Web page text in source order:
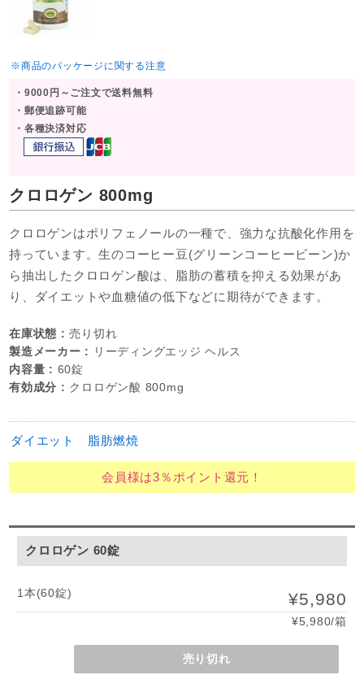
※商品のパッケージに関する注意
・9000円～ご注文で送料無料
・郵便追跡可能
・各種決済対応
クロロゲン 800mg
クロロゲンはポリフェノールの一種で、強力な抗酸化作用を
持っています。生のコーヒー豆(グリーンコーヒービーン)か
ら抽出したクロロゲン酸は、脂肪の蓄積を抑える効果があ
り、ダイエットや血糖値の低下などに期待ができます。
在庫状態 :売り切れ
製造メーカー :
リーディングエッジ ヘルス
内容量 : 60錠
有効成分 : クロロゲン酸 800mg
ダイエット 脂肪燃焼
会員様は3％ポイント還元！
クロロゲン 60錠
1本(60錠) ¥5,980
¥5,980/箱
売り切れ